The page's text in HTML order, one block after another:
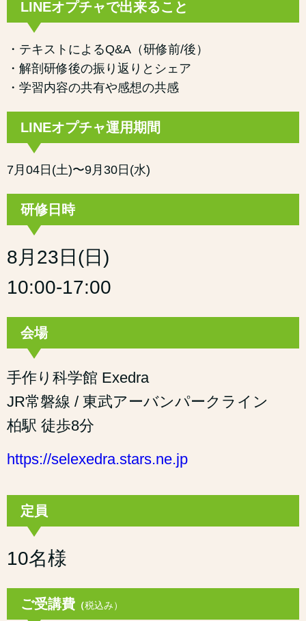
LINEオプチャで出来ること
・テキストによるQ&A（研修前/後）
・解剖研修後の振り返りとシェア
・学習内容の共有や感想の共感
LINEオプチャ運用期間
7月04日(土)〜9月30日(水)
研修日時
8月23日(日)
10:00-17:00
会場
手作り科学館 Exedra
JR常磐線 / 東武アーバンパークライン
柏駅 徒歩8分
https://selexedra.stars.ne.jp
定員
10名様
ご受講費 （税込み）